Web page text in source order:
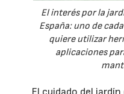
El interés por la
España: uno de
quiere utilizar
aplicaciones